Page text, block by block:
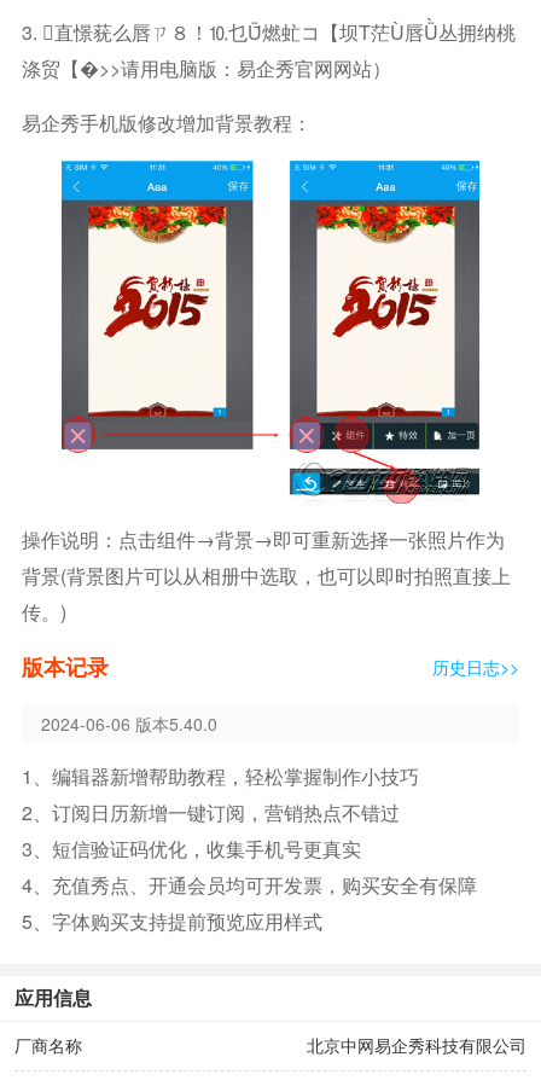
3. 直憬莸么唇ㄗ８！⒑乜ǖ燃虻コ【坝τ茫ù唇ǜ丛拥纳桃
涤贸【�>>请用电脑版：易企秀官网网站）
易企秀手机版修改增加背景教程：
操作说明：点击组件→背景→即可重新选择一张照片作为
背景(背景图片可以从相册中选取，也可以即时拍照直接上
传。)
版本记录 历史日志>>
2024-06-06 版本5.40.0
1、编辑器新增帮助教程，轻松掌握制作小技巧
2、订阅日历新增一键订阅，营销热点不错过
3、短信验证码优化，收集手机号更真实
4、充值秀点、开通会员均可开发票，购买安全有保障
5、字体购买支持提前预览应用样式
应用信息
厂商名称 北京中网易企秀科技有限公司